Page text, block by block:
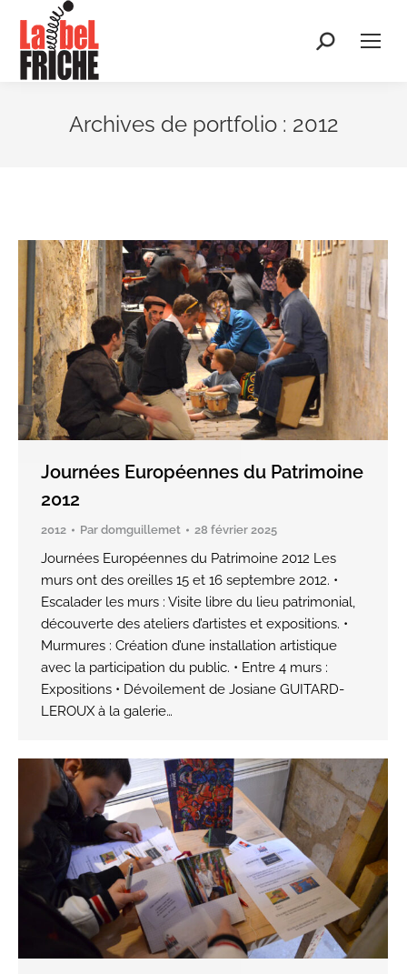
Recherche
Archives de portfolio : 2012
Journées Européennes du Patrimoine
2012
2012 Par domguillemet 28 février 2025
Journées Européennes du Patrimoine 2012 Les
murs ont des oreilles 15 et 16 septembre 2012. •
Escalader les murs : Visite libre du lieu patrimonial,
découverte des ateliers d’artistes et expositions. •
Murmures : Création d’une installation artistique
avec la participation du public. • Entre 4 murs :
Expositions • Dévoilement de Josiane GUITARD-
LEROUX à la galerie…